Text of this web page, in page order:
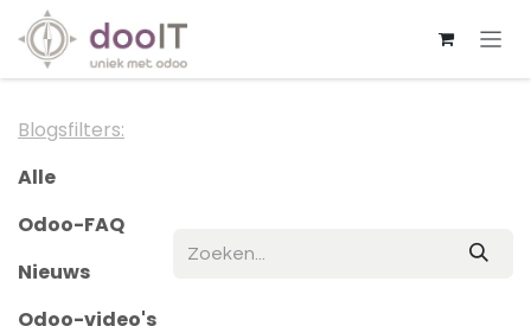
Overslaan naar inhoud
Blogsfilters:
Alle
Odoo-FAQ
Nieuws
Odoo-video's